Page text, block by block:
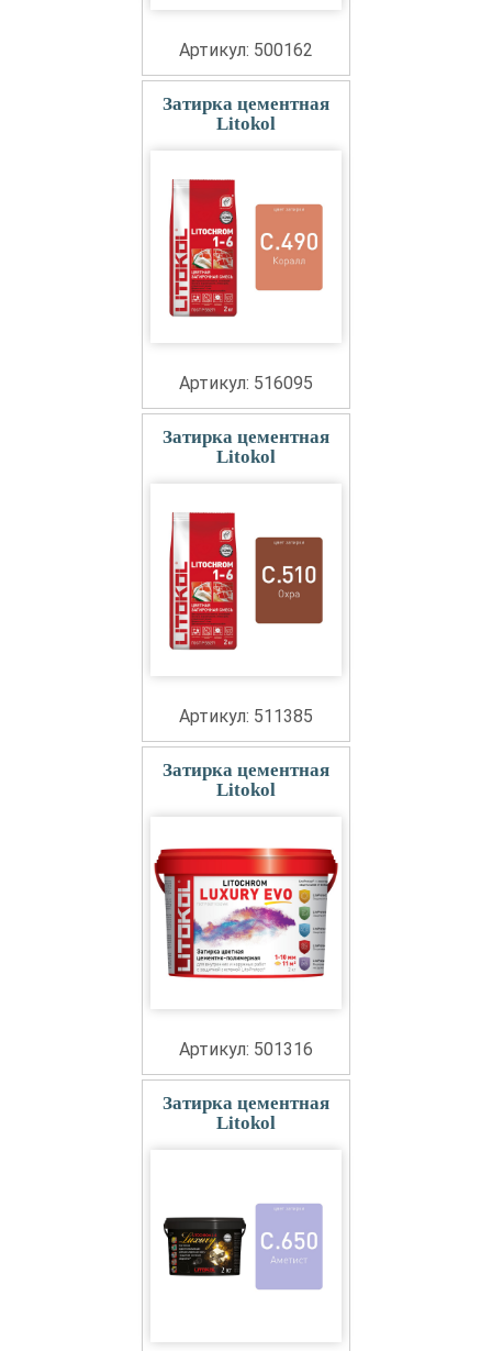
Артикул: 500162
Затирка цементная
Litokol
Артикул: 516095
Затирка цементная
Litokol
Артикул: 511385
Затирка цементная
Litokol
Артикул: 501316
Затирка цементная
Litokol